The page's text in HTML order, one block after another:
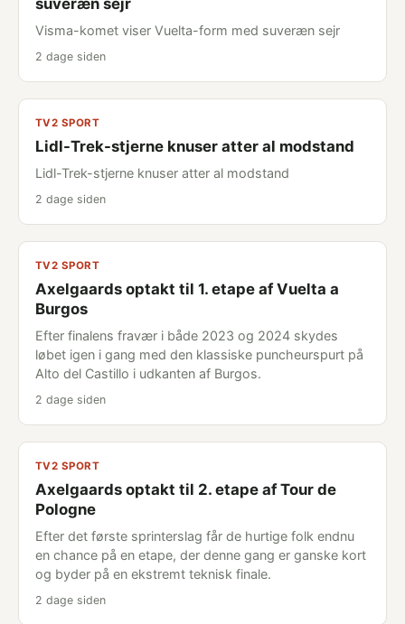
suveræn sejr
Visma-komet viser Vuelta-form med suveræn sejr
2 dage siden
TV2 SPORT
Lidl-Trek-stjerne knuser atter al modstand
Lidl-Trek-stjerne knuser atter al modstand
2 dage siden
TV2 SPORT
Axelgaards optakt til 1. etape af Vuelta a
Burgos
Efter finalens fravær i både 2023 og 2024 skydes
løbet igen i gang med den klassiske puncheurspurt på
Alto del Castillo i udkanten af Burgos.
2 dage siden
TV2 SPORT
Axelgaards optakt til 2. etape af Tour de
Pologne
Efter det første sprinterslag får de hurtige folk endnu
en chance på en etape, der denne gang er ganske kort
og byder på en ekstremt teknisk finale.
2 dage siden